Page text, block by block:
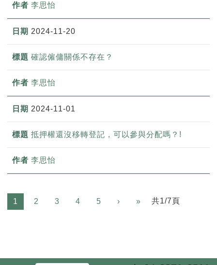
李思怡
2024-11-20
確認僱傭關係不存在？
李思怡
2024-11-01
抵押權還沒移轉登記，可以參與分配嗎？!
李思怡
1 2 3 4 5 › » Next共1/7頁